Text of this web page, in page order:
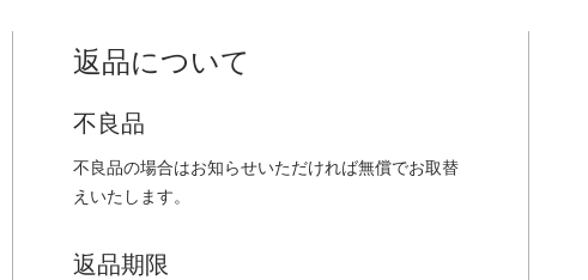
返品について
不良品
不良品の場合はお知らせいただければ無償でお取替
えいたします。
返品期限